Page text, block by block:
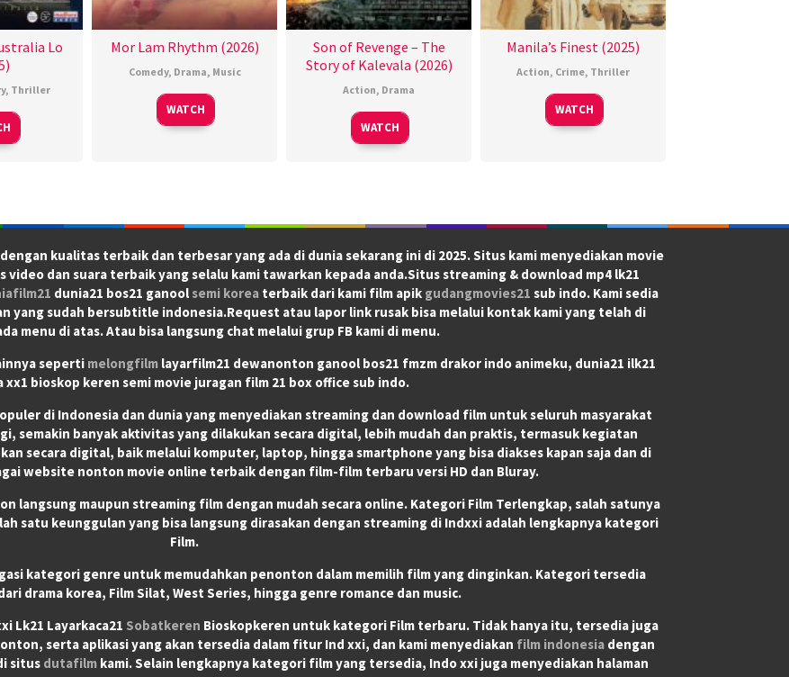
Lo
, Thriller
Mor Lam Rhythm (2026)
Comedy, Drama, Music
WATCH
Son of Revenge – The
Story of Kalevala (2026)
Action, Drama
WATCH
Manila’s Finest (2025)
Action, Crime, Thriller
WATCH
kualitas terbaik dan terbesar yang ada di dunia sekarang ini di 2025. Situs kami menyediakan movie
dan suara terbaik yang selalu kami tawarkan kepada anda.Situs streaming & download mp4 lk21
dunia21 bos21 ganool semi koreaterbaik dari kami film apik gudangmovies21 sub indo. Kami sedia
yang sudah bersubtitle indonesia.Request atau lapor link rusak bisa melalui kontak kami yang telah di
menu di atas. Atau bisa langsung chat melalui grup FB kami di menu.
seperti melongfilmlayarfilm21 dewanonton ganool bos21 fmzm drakor indo animeku, dunia21 ilk21
xx1 bioskop keren semi movie juragan film 21 box office sub indo.
di Indonesia dan dunia yang menyediakan streaming dan download film untuk seluruh masyarakat
semakin banyak aktivitas yang dilakukan secara digital, lebih mudah dan praktis, termasuk kegiatan
secara digital, baik melalui komputer, laptop, hingga smartphone yang bisa diakses kapan saja dan di
website nonton movie online terbaik dengan film-film terbaru versi HD dan Bluray.
langsung maupun streaming film dengan mudah secara online. Kategori Film Terlengkap, salah satunya
satu keunggulan yang bisa langsung dirasakan dengan streaming di Indxxi adalah lengkapnya kategori
Film.
kategori genre untuk memudahkan penonton dalam memilih film yang dinginkan. Kategori tersedia
drama korea, Film Silat, West Series, hingga genre romance dan music.
Lk21 Layarkaca21 Sobatkeren Bioskopkeren untuk kategori Film terbaru. Tidak hanya itu, tersedia juga
serta aplikasi yang akan tersedia dalam fitur Ind xxi, dan kami menyediakan film indonesia dengan
situs dutafilmkami. Selain lengkapnya kategori film yang tersedia, Indo xxi juga menyediakan halaman